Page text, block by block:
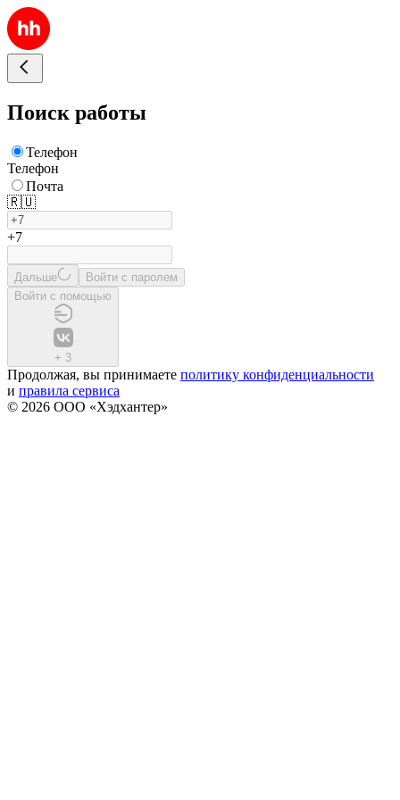
Поиск работы
Телефон
Телефон
Почта
🇷🇺
+7
Дальше
Войти с паролем
Войти с помощью
+ 3
Продолжая, вы принимаете политику конфиденциальности
и правила сервиса
© 2026 ООО «Хэдхантер»